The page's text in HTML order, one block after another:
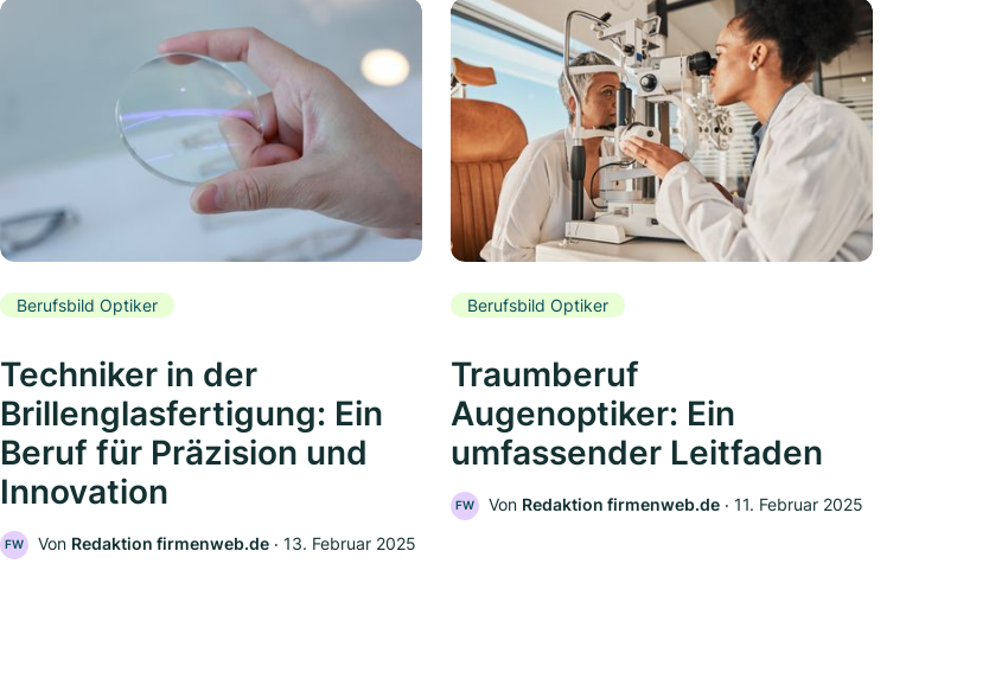
Berufsbild Optiker
Techniker in der
Brillenglasfertigung: Ein
Beruf für Präzision und
Innovation
FW Von Redaktion firmenweb.de ‧ 13. Februar 2025
Berufsbild Optiker
Traumberuf
Augenoptiker: Ein
umfassender Leitfaden
FW Von Redaktion firmenweb.de ‧ 11. Februar 2025